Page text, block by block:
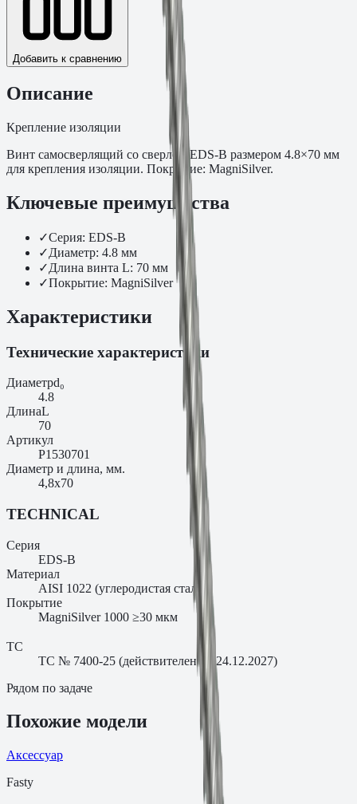
Добавить к сравнению
Описание
Крепление изоляции
Винт самосверлящий со сверлом EDS-B размером 4.8×70 мм
для крепления изоляции. Покрытие: MagniSilver.
Ключевые преимущества
✓Серия: EDS-B
✓Диаметр: 4.8 мм
✓Длина винта L: 70 мм
✓Покрытие: MagniSilver
Характеристики
Технические характеристики
Диаметрd₀
4.8
ДлинаL
70
Артикул
P1530701
Диаметр и длина, мм.
4,8х70
TECHNICAL
Серия
EDS-B
Материал
AISI 1022 (углеродистая сталь)
Покрытие
MagniSilver 1000 ≥30 мкм
ТС
ТС № 7400-25 (действителен до 24.12.2027)
Рядом по задаче
Похожие модели
Аксессуар
Fasty